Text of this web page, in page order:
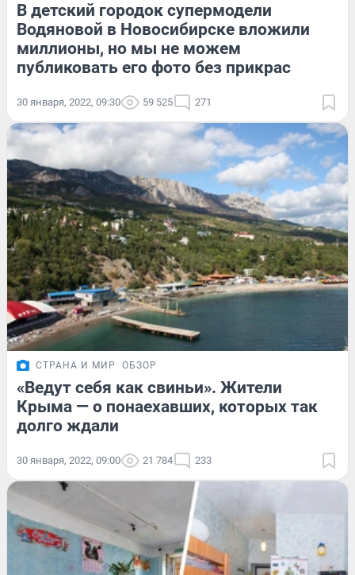
В детский городок супермодели
Водяновой в Новосибирске вложили
миллионы, но мы не можем
публиковать его фото без прикрас
30 января, 2022, 09:30 59 525 271
СТРАНА И МИР ОБЗОР
«Ведут себя как свиньи». Жители
Крыма — о понаехавших, которых так
долго ждали
30 января, 2022, 09:00 21 784 233